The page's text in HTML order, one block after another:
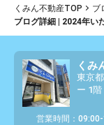
くみん不動産TOP
ブ
ブログ詳細 | 2024年い
くみ
東京
ー 1階
営業時間：